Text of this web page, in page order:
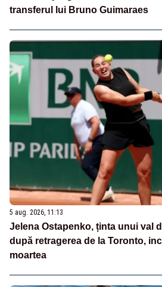
transferul lui Bruno Guimaraes
5 aug. 2026, 11:13
Jelena Ostapenko, ținta unui val
după retragerea de la Toronto,
moartea